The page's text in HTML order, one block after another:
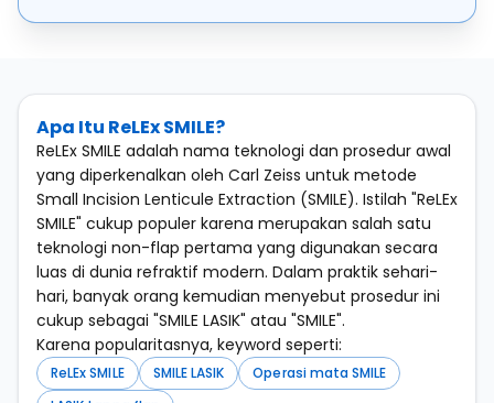
Apa Itu ReLEx SMILE?
ReLEx SMILE adalah nama teknologi dan prosedur awal
yang diperkenalkan oleh Carl Zeiss untuk metode
Small Incision Lenticule Extraction (SMILE). Istilah "ReLEx
SMILE" cukup populer karena merupakan salah satu
teknologi non-flap pertama yang digunakan secara
luas di dunia refraktif modern. Dalam praktik sehari-
hari, banyak orang kemudian menyebut prosedur ini
cukup sebagai "SMILE LASIK" atau "SMILE".
Karena popularitasnya, keyword seperti:
ReLEx SMILE SMILE LASIK
Operasi mata SMILE